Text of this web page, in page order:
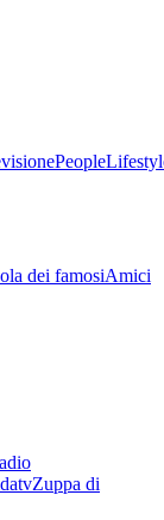
People
dei famosiAmici
Zuppa di